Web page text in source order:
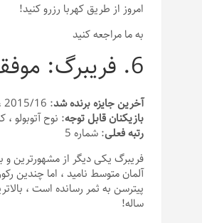
امروز از طریق کهربا رزرو کنید!
به ما مراجعه کنید
6. فریبرگ: موفقیت متوسط ​​، سوابق چشمگیر
آخرین جایزه برنده شد: Bundesliga ، 2015/16
بازیکنان قابل توجه: نوح آتوبولو
رتبه فعلی: شماره 5
فریبرگ یکی دیگر از مشهورترین و
ساله!